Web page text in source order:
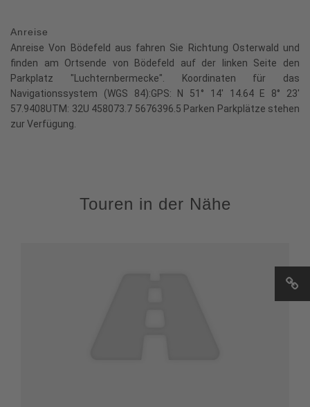
Anreise
Anreise Von Bödefeld aus fahren Sie Richtung Osterwald und
finden am Ortsende von Bödefeld auf der linken Seite den
Parkplatz "Luchternbermecke". Koordinaten für das
Navigationssystem (WGS 84):GPS: N 51° 14' 14.64 E 8° 23'
57.9408UTM: 32U 458073.7 5676396.5 Parken Parkplätze stehen
zur Verfügung.
Touren in der Nähe